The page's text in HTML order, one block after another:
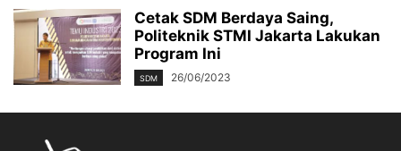
Cetak SDM Berdaya Saing,
Politeknik STMI Jakarta Lakukan
Program Ini
SDM 26/06/2023